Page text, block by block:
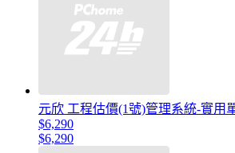
元欣 工程估價(1號)管理系統-實用
$6,290
$6,290